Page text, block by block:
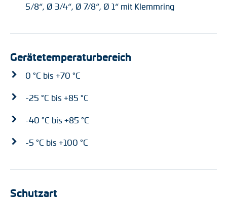
5/8“, Ø 3/4“, Ø 7/8“, Ø 1“ mit Klemmring
Gerätetemperaturbereich
0 °C bis +70 °C
-25 °C bis +85 °C
-40 °C bis +85 °C
-5 °C bis +100 °C
Schutzart